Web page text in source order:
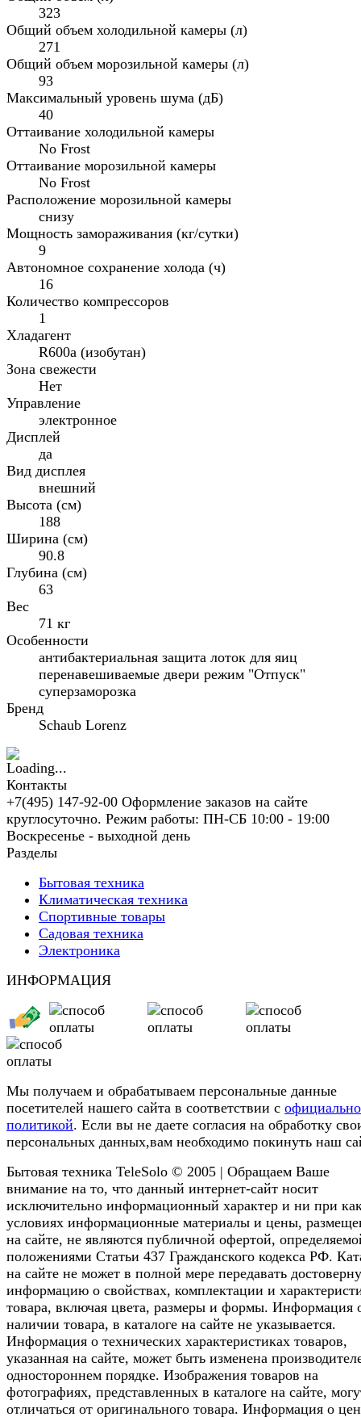
323
Общий объем холодильной камеры (л)
271
Общий объем морозильной камеры (л)
93
Максимальный уровень шума (дБ)
40
Оттаивание холодильной камеры
No Frost
Оттаивание морозильной камеры
No Frost
Расположение морозильной камеры
снизу
Мощность замораживания (кг/сутки)
9
Автономное сохранение холода (ч)
16
Количество компрессоров
1
Хладагент
R600a (изобутан)
Зона свежести
Нет
Управление
электронное
Дисплей
да
Вид дисплея
внешний
Высота (см)
188
Ширина (см)
90.8
Глубина (см)
63
Вес
71 кг
Особенности
антибактериальная защита лоток для яиц
перенавешиваемые двери режим "Отпуск"
суперзаморозка
Бренд
Schaub Lorenz
Контакты
+7(495) 147-92-00 Оформление заказов на сайте
круглосуточно. Режим работы: ПН-СБ 10:00 - 19:00
Воскресенье - выходной день
Разделы
Бытовая техника
Климатическая техника
Спортивные товары
Садовая техника
Электроника
ИНФОРМАЦИЯ
Мы получаем и обрабатываем персональные данные
посетителей нашего сайта в соответствии с
политикой. Если вы не даете согласия на обработку
персональных данных,вам необходимо покинуть наш
Бытовая техника TeleSolo © 2005 | Обращаем Ваше
внимание на то, что данный интернет-сайт носит
исключительно информационный характер и ни при
условиях информационные материалы и цены,
на сайте, не являются публичной офертой,
положениями Статьи 437 Гражданского кодекса РФ.
на сайте не может в полной мере передавать
информацию о свойствах, комплектации и
товара, включая цвета, размеры и формы. Информация
наличии товара, в каталоге на сайте не указывается.
Информация о технических характеристиках товаров,
указанная на сайте, может быть изменена
одностороннем порядке. Изображения товаров на
фотографиях, представленных в каталоге на сайте,
отличаться от оригинального товара. Информация о